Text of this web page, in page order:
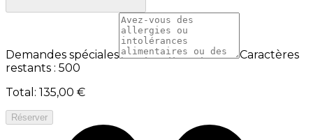
Demandes spéciales
Caractères
restants : 500
Total : 135,00 €
Réserver